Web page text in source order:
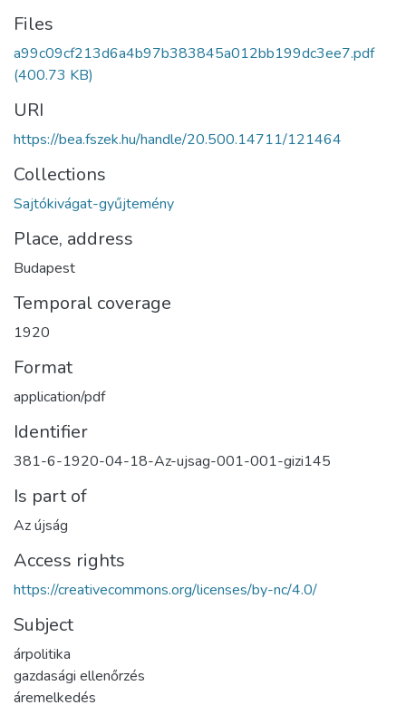
Files
a99c09cf213d6a4b97b383845a012bb199dc3ee7.pdf
(400.73 KB)
URI
https://bea.fszek.hu/handle/20.500.14711/121464
Collections
Sajtókivágat-gyűjtemény
Place, address
Budapest
Temporal coverage
1920
Format
application/pdf
Identifier
381-6-1920-04-18-Az-ujsag-001-001-gizi145
Is part of
Az újság
Access rights
https://creativecommons.org/licenses/by-nc/4.0/
Subject
árpolitika
gazdasági ellenőrzés
áremelkedés